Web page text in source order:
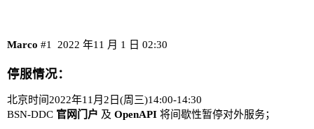
Marco 2022 年11 月 1 日 02:30
#1
停服情况：
北京时间2022年11月2日(周三)14:00-14:30
BSN-DDC 官网门户 及 OpenAPI 将间歇性暂停对外服务；